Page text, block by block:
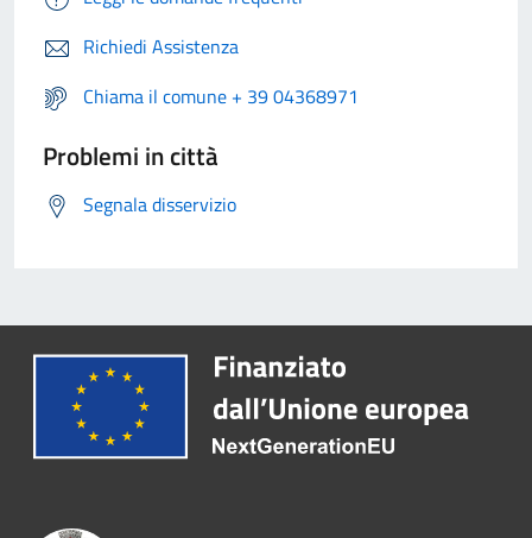
Richiedi Assistenza
Chiama il comune + 39 04368971
Problemi in città
Segnala disservizio